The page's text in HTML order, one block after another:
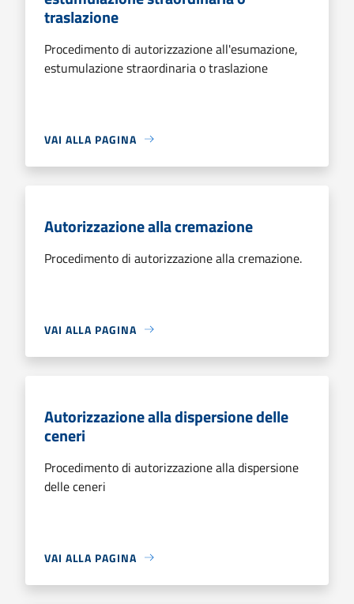
traslazione
Procedimento di autorizzazione all'esumazione,
estumulazione straordinaria o traslazione
VAI ALLA PAGINA
Autorizzazione alla cremazione
Procedimento di autorizzazione alla cremazione.
VAI ALLA PAGINA
Autorizzazione alla dispersione delle
ceneri
Procedimento di autorizzazione alla dispersione
delle ceneri
VAI ALLA PAGINA